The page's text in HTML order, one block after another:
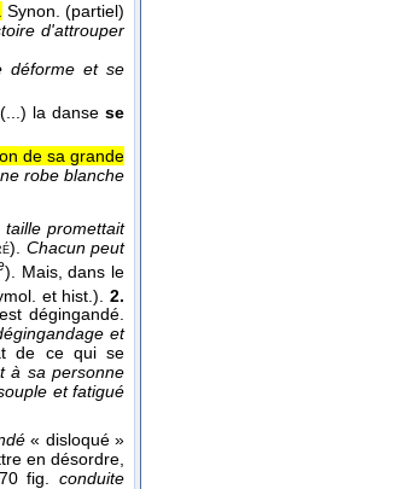
Synon. (partiel)
d'attrouper
déforme et se
la danse se
de sa grande
robe blanche
taille promettait
). Chacun peut
). Mais, dans le
et hist.).2.
dégingandé.
et
de ce qui se
à sa personne
et fatigué
« disloqué »
en désordre,
fig.conduite